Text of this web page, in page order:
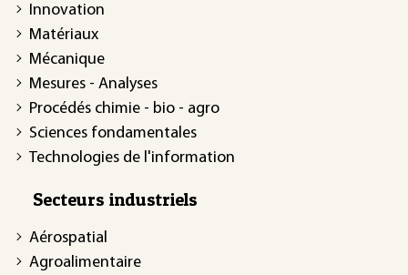
Innovation
Matériaux
Mécanique
Mesures - Analyses
Procédés chimie - bio - agro
Sciences fondamentales
Technologies de l'information
Secteurs industriels
Aérospatial
Agroalimentaire